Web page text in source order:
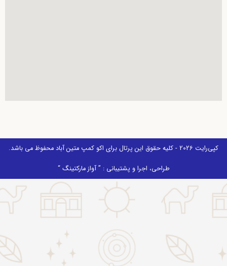
کپی‌رایت 2026 - کلیه حقوق این پرتال برای اکو کمپ متین آباد محفوظ می باشد.
طراحی، اجرا و پشتیبانی : ” آواز مارکتینگ “